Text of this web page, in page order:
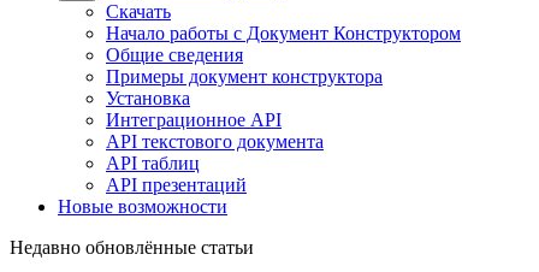
Скачать
Начало работы с Документ Конструктором
Общие сведения
Примеры документ конструктора
Установка
Интеграционное API
API текстового документа
API таблиц
API презентаций
Новые возможности
Недавно обновлённые статьи